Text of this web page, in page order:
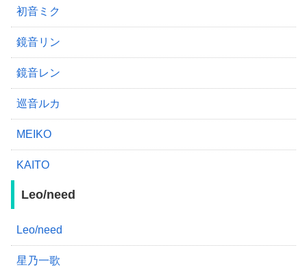
初音ミク
鏡音リン
鏡音レン
巡音ルカ
MEIKO
KAITO
Leo/need
Leo/need
星乃一歌